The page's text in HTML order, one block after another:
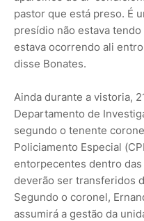
pastor que está preso. É
presídio não estava
estava ocorrendo ali
disse Bonates.
Ainda durante a vistoria,
Departamento de
segundo o tenente
Policiamento Especial
entorpecentes dentro
deverão ser transferidos
Segundo o coronel,
assumirá a gestão da